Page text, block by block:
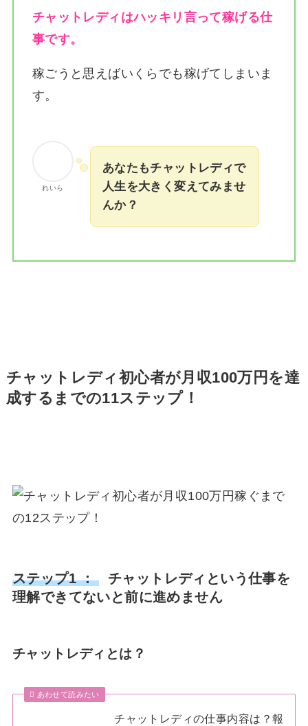
チャットレディはハッキリ言って稼げる仕
事です。
稼ごうと思えばいくらでも稼げてしまいま
す。
れいら
あなたもチャットレディで
人生を大きく変えてみませ
んか？
チャットレディ初心者が月収100万円を達
成するまでの11ステップ！
ステップ1 ：
チャットレディという仕事を
理解できてないと前に進めません
チャットレディとは？
あわせて読みたい
チャットレディの仕事内容は？報